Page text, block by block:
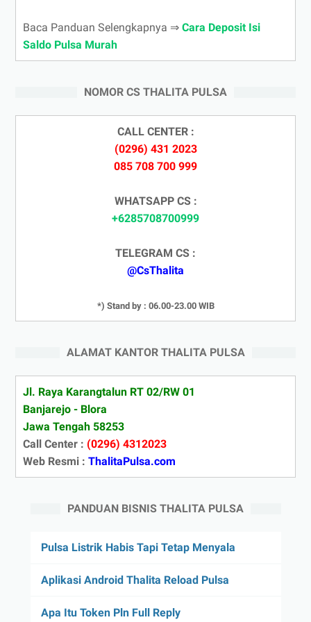
Baca Panduan Selengkapnya ⇒ Cara Deposit Isi
Saldo Pulsa Murah
NOMOR CS THALITA PULSA
CALL CENTER :
(0296) 431 2023
085 708 700 999
WHATSAPP CS :
+6285708700999
TELEGRAM CS :
@CsThalita
*) Stand by : 06.00-23.00 WIB
ALAMAT KANTOR THALITA PULSA
Jl. Raya Karangtalun RT 02/RW 01
Banjarejo - Blora
Jawa Tengah 58253
Call Center : (0296) 4312023
Web Resmi : ThalitaPulsa.com
PANDUAN BISNIS THALITA PULSA
Pulsa Listrik Habis Tapi Tetap Menyala
Aplikasi Android Thalita Reload Pulsa
Apa Itu Token Pln Full Reply